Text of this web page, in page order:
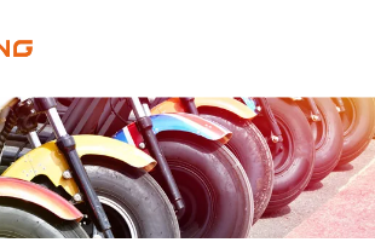
Français
Pусский